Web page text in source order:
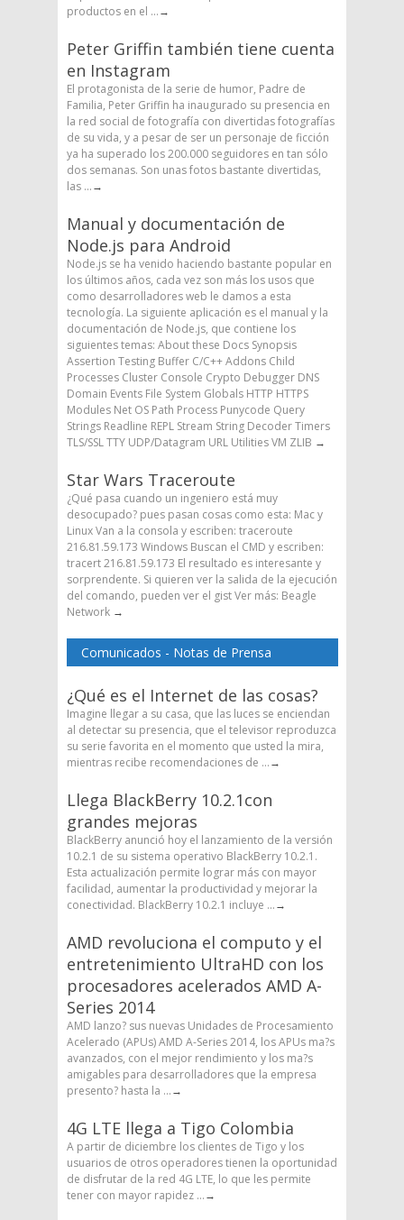
productos en el ...→
Peter Griffin también tiene cuenta
en Instagram
El protagonista de la serie de humor, Padre de
Familia, Peter Griffin ha inaugurado su presencia en
la red social de fotografía con divertidas fotografías
de su vida, y a pesar de ser un personaje de ficción
ya ha superado los 200.000 seguidores en tan sólo
dos semanas. Son unas fotos bastante divertidas,
las ...→
Manual y documentación de
Node.js para Android
Node.js se ha venido haciendo bastante popular en
los últimos años, cada vez son más los usos que
como desarrolladores web le damos a esta
tecnología. La siguiente aplicación es el manual y la
documentación de Node.js, que contiene los
siguientes temas: About these Docs Synopsis
Assertion Testing Buffer C/C++ Addons Child
Processes Cluster Console Crypto Debugger DNS
Domain Events File System Globals HTTP HTTPS
Modules Net OS Path Process Punycode Query
Strings Readline REPL Stream String Decoder Timers
TLS/SSL TTY UDP/Datagram URL Utilities VM ZLIB →
Star Wars Traceroute
¿Qué pasa cuando un ingeniero está muy
desocupado? pues pasan cosas como esta: Mac y
Linux Van a la consola y escriben: traceroute
216.81.59.173 Windows Buscan el CMD y escriben:
tracert 216.81.59.173 El resultado es interesante y
sorprendente. Si quieren ver la salida de la ejecución
del comando, pueden ver el gist Ver más: Beagle
Network →
Comunicados - Notas de Prensa
¿Qué es el Internet de las cosas?
Imagine llegar a su casa, que las luces se enciendan
al detectar su presencia, que el televisor reproduzca
su serie favorita en el momento que usted la mira,
mientras recibe recomendaciones de ...→
Llega BlackBerry 10.2.1con
grandes mejoras
BlackBerry anunció hoy el lanzamiento de la versión
10.2.1 de su sistema operativo BlackBerry 10.2.1.
Esta actualización permite lograr más con mayor
facilidad, aumentar la productividad y mejorar la
conectividad. BlackBerry 10.2.1 incluye ...→
AMD revoluciona el computo y el
entretenimiento UltraHD con los
procesadores acelerados AMD A-
Series 2014
AMD lanzo? sus nuevas Unidades de Procesamiento
Acelerado (APUs) AMD A-Series 2014, los APUs ma?s
avanzados, con el mejor rendimiento y los ma?s
amigables para desarrolladores que la empresa
presento? hasta la ...→
4G LTE llega a Tigo Colombia
A partir de diciembre los clientes de Tigo y los
usuarios de otros operadores tienen la oportunidad
de disfrutar de la red 4G LTE, lo que les permite
tener con mayor rapidez ...→